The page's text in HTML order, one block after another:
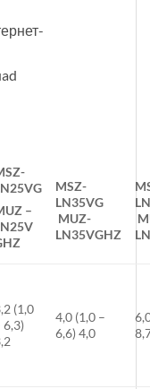
–
MSZ-
LN35VG
MUZ-
LN35VGHZ
(1,0
6,3)
4,0 (1,0 –
6,6) 4,0